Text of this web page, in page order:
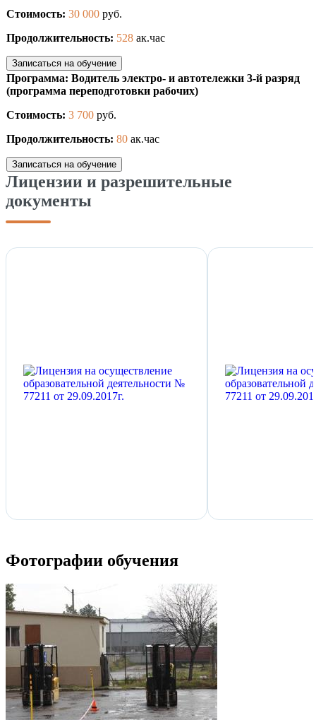
Стоимость: 30 000 руб.
Продолжительность: 528 ак.час
Записаться на обучение
Программа: Водитель электро- и автотележки 3-й разряд
(программа переподготовки рабочих)
Стоимость: 3 700 руб.
Продолжительность: 80 ак.час
Записаться на обучение
Лицензии и разрешительные
документы
Фотографии обучения